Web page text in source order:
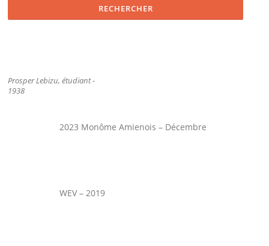
Prosper Lebizu, étudiant -
1938
2023 Monôme Amienois – Décembre
WEV – 2019